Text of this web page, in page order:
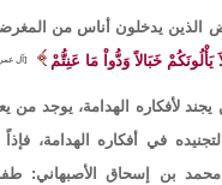
الذين يدخلون أناس من
يَأْلُونَكُمْ خَبَالاً وَدُّواْ مَا عَنِتُّمْ [آل عمران:
يجند لأفكاره الهدامة، يوجد
في أفكاره الهدامة،
بن إسحاق الأصبهاني: